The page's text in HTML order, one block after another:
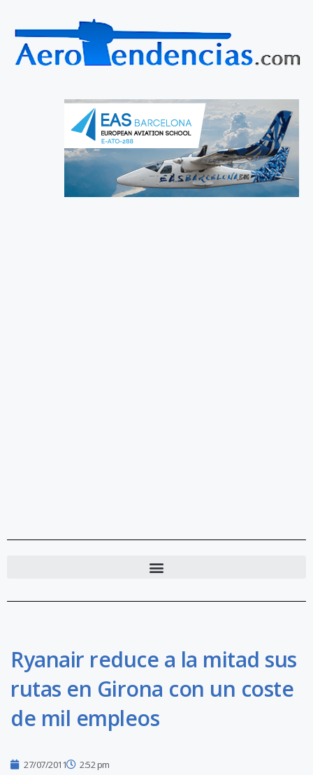
Ryanair reduce a la mitad sus
rutas en Girona con un coste
de mil empleos
27/07/2011 2:52 pm